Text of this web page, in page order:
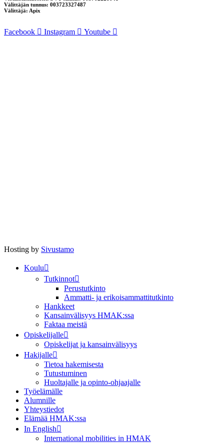
Välittäjän tunnus: 003723327487
Välittäjä: Apix
Facebook Instagram Youtube
Hosting by Sivustamo
Koulu
Tutkinnot
Perustutkinto
Ammatti- ja erikoisammattitutkinto
Hankkeet
Kansainvälisyys HMAK:ssa
Faktaa meistä
Opiskelijalle
Opiskelijat ja kansainvälisyys
Hakijalle
Tietoa hakemisesta
Tutustuminen
Huoltajalle ja opinto-ohjaajalle
Työelämälle
Alumnille
Yhteystiedot
Elämää HMAK:ssa
In English
International mobilities in HMAK